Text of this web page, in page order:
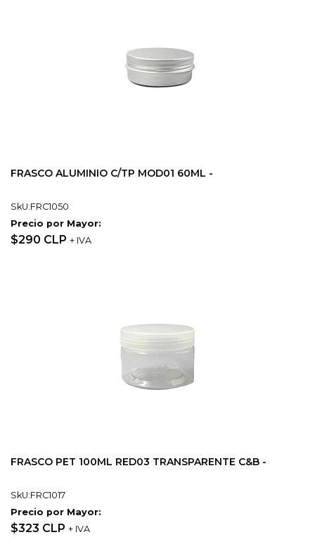
FRASCO ALUMINIO C/TP MOD01 60ML -
SkU:FRC1050
Precio por Mayor:
$290 CLP + IVA
FRASCO PET 100ML RED03 TRANSPARENTE C&B -
SkU:FRC1017
Precio por Mayor:
$323 CLP + IVA